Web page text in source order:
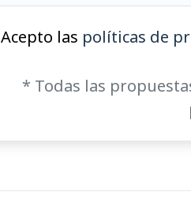
Acepto las políticas de
* Todas las